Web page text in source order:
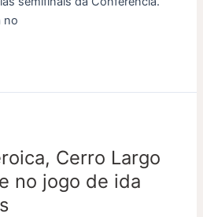
no
Cerro Largo
no jogo de ida